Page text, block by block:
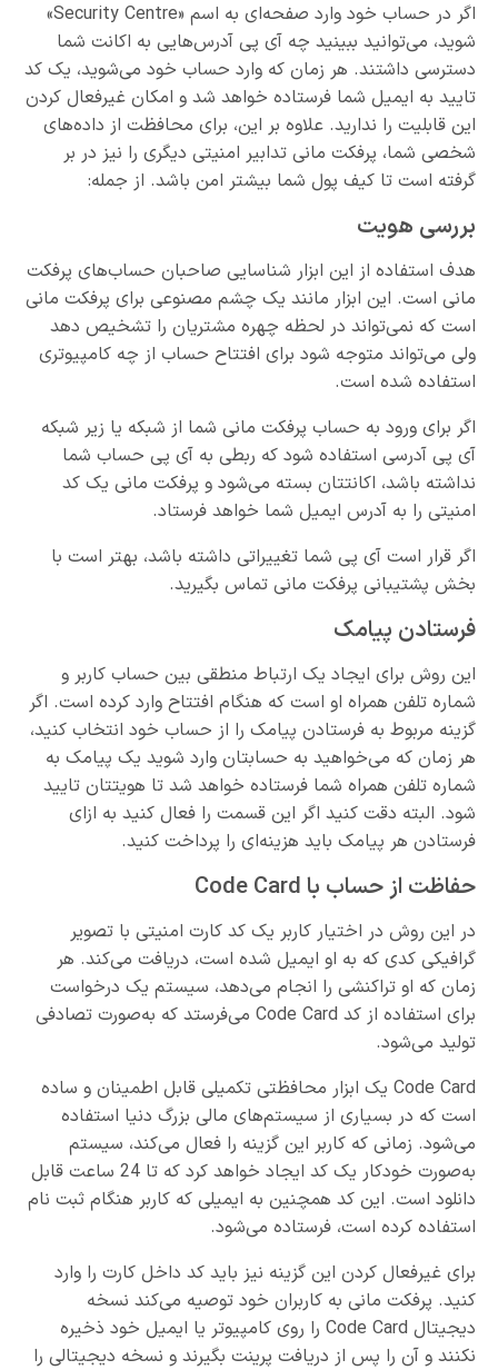
اگر در حساب خود وارد صفحه‌ای به اسم «Security Centre»
شوید، می‌توانید ببینید چه آی پی آدرس‌هایی به اکانت شما
دسترسی داشتند. هر زمان که وارد حساب خود می‌شوید، یک کد
تایید به ایمیل شما فرستاده خواهد شد و امکان غیرفعال کردن
این قابلیت را ندارید. علاوه بر این، برای محافظت از داده‌های
شخصی شما، پرفکت مانی تدابیر امنیتی دیگری را نیز در بر
گرفته است تا کیف پول شما بیشتر امن باشد. از جمله:
بررسی هویت
هدف استفاده از این ابزار شناسایی صاحبان حساب‌های پرفکت
مانی است. این ابزار مانند یک چشم مصنوعی برای پرفکت مانی
است که نمی‌تواند در لحظه چهره مشتریان را تشخیص دهد
ولی می‌تواند متوجه شود برای افتتاح حساب از چه کامپیوتری
استفاده شده است.
اگر برای ورود به حساب پرفکت مانی شما از شبکه یا زیر شبکه
آی پی آدرسی استفاده شود که ربطی به آی پی حساب شما
نداشته باشد، اکانتتان بسته می‌شود و پرفکت مانی یک کد
امنیتی را به آدرس ایمیل شما خواهد فرستاد.
اگر قرار است آی پی شما تغییراتی داشته باشد، بهتر است با
بخش پشتیبانی پرفکت مانی تماس بگیرید.
فرستادن پیامک
این روش برای ایجاد یک ارتباط منطقی بین حساب کاربر و
شماره تلفن همراه او است که هنگام افتتاح وارد کرده است. اگر
گزینه مربوط به فرستادن پیامک را از حساب خود انتخاب کنید،
هر زمان که می‌خواهید به حسابتان وارد شوید یک پیامک به
شماره تلفن همراه شما فرستاده خواهد شد تا هویتتان تایید
شود. البته دقت کنید اگر این قسمت را فعال کنید به ازای
فرستادن هر پیامک باید هزینه‌ای را پرداخت کنید.
حفاظت از حساب با Code Card
در این روش در اختیار کاربر یک کد کارت امنیتی با تصویر
گرافیکی کدی که به او ایمیل شده است، دریافت می‌کند. هر
زمان که او تراکنشی را انجام می‌دهد، سیستم یک درخواست
برای استفاده از کد Code Card می‌فرستد که به‌صورت تصادفی
تولید می‌شود.
Code Card یک ابزار محافظتی تکمیلی قابل اطمینان و ساده
است که در بسیاری از سیستم‌های مالی بزرگ دنیا استفاده
می‌شود. زمانی که کاربر این گزینه را فعال می‌کند، سیستم
به‌صورت خودکار یک کد ایجاد خواهد کرد که تا 24 ساعت قابل
دانلود است. این کد همچنین به ایمیلی که کاربر هنگام ثبت نام
استفاده کرده است، فرستاده می‌شود.
برای غیرفعال کردن این گزینه نیز باید کد داخل کارت را وارد
کنید. پرفکت مانی به کاربران خود توصیه می‌کند نسخه
دیجیتال Code Card را روی کامپیوتر یا ایمیل خود ذخیره
نکنند و آن را پس از دریافت پرینت بگیرند و نسخه دیجیتالی را